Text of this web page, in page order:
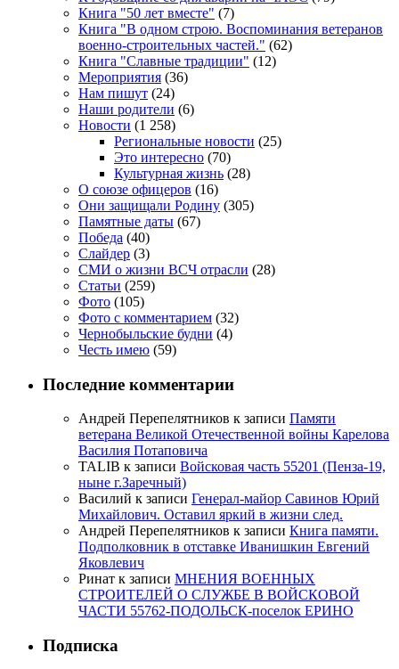
Книга "50 лет вместе" (7)
Книга "В одном строю. Воспоминания ветеранов
военно-строительных частей." (62)
Книга "Славные традиции" (12)
Мероприятия (36)
Нам пишут (24)
Наши родители (6)
Новости (1 258)
Региональные новости (25)
Это интересно (70)
Культурная жизнь (28)
О союзе офицеров (16)
Они защищали Родину (305)
Памятные даты (67)
Победа (40)
Слайдер (3)
СМИ о жизни ВСЧ отрасли (28)
Статьи (259)
Фото (105)
Фото с комментарием (32)
Чернобыльские будни (4)
Честь имею (59)
Последние комментарии
Андрей Перепелятников к записи Памяти
ветерана Великой Отечественной войны Карелова
Василия Потаповича
TALIB к записи Войсковая часть 55201 (Пенза-19,
ныне г.Заречный)
Василий к записи Генерал-майор Савинов Юрий
Михайлович. Оставил яркий в жизни след.
Андрей Перепелятников к записи Книга памяти.
Подполковник в отставке Иванишкин Евгений
Яковлевич
Ринат к записи МНЕНИЯ ВОЕННЫХ
СТРОИТЕЛЕЙ О СЛУЖБЕ В ВОЙСКОВОЙ
ЧАСТИ 55762-ПОДОЛЬСК-поселок ЕРИНО
Подписка